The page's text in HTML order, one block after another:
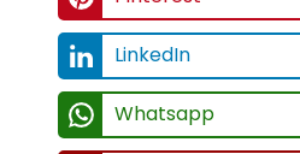
OUTROS LINKS
Regiões Onde
Clique aqui para